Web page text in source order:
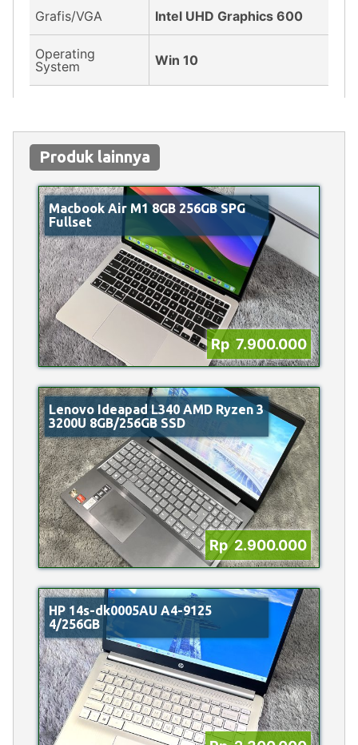
Grafis/VGA Intel UHD Graphics 600
Operating
System
Win 10
Produk lainnya
Macbook Air M1 8GB 256GB SPG
Fullset
Rp 7.900.000
Lenovo Ideapad L340 AMD Ryzen 3
3200U 8GB/256GB SSD
Rp 2.900.000
HP 14s-dk0005AU A4-9125
4/256GB